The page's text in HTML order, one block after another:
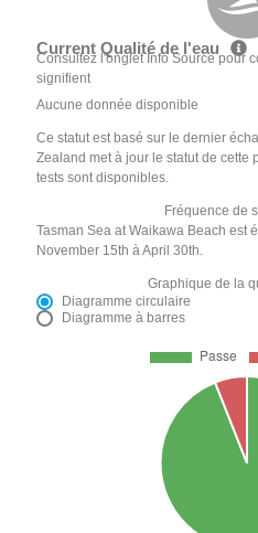
Current Qualité de l'eau
Consultez l'onglet Info Source pour
signifient
Aucune donnée disponible
Ce statut est basé sur le dernier
Zealand met à jour le statut de cette
tests sont disponibles.
Fréquence de
Tasman Sea at Waikawa Beach est
November 15th à April 30th.
Graphique de la
Diagramme circulaire
Diagramme à barres